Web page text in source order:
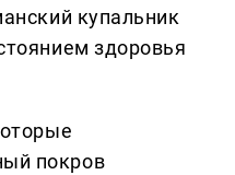
купальник
здоровья
покров